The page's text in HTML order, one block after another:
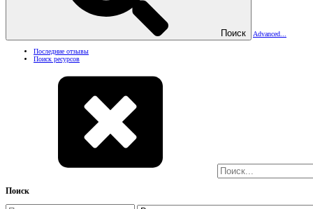
Поиск Advanced...
Последние отзывы
Поиск ресурсов
Поиск